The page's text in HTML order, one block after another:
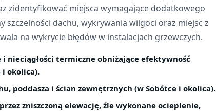
zidentyfikować miejsca wymagające dodatkowego
szczelności dachu, wykrywania wilgoci oraz miejsc z
na wykrycie błędów w instalacjach grzewczych.
termiczne obniżające efektywność
i okolica).
poddasza i ścian zewnętrznych (w Sobótce i okolica).
zniszczoną elewację, źle wykonane ocieplenie,